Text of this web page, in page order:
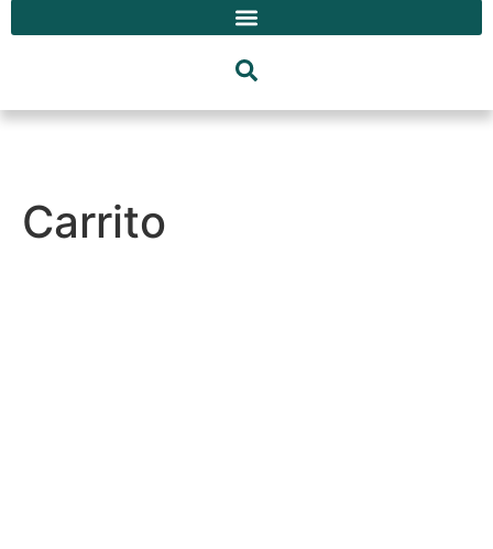
Carrito